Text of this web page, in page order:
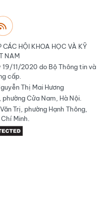
HỘI KHOA HỌC VÀ KỸ
NAM
11/2020 do Bộ Thông tin và
cấp.
Thị Mai Hương
Cửa Nam, Hà Nội.
Trị, phường Hạnh Thông,
Minh.